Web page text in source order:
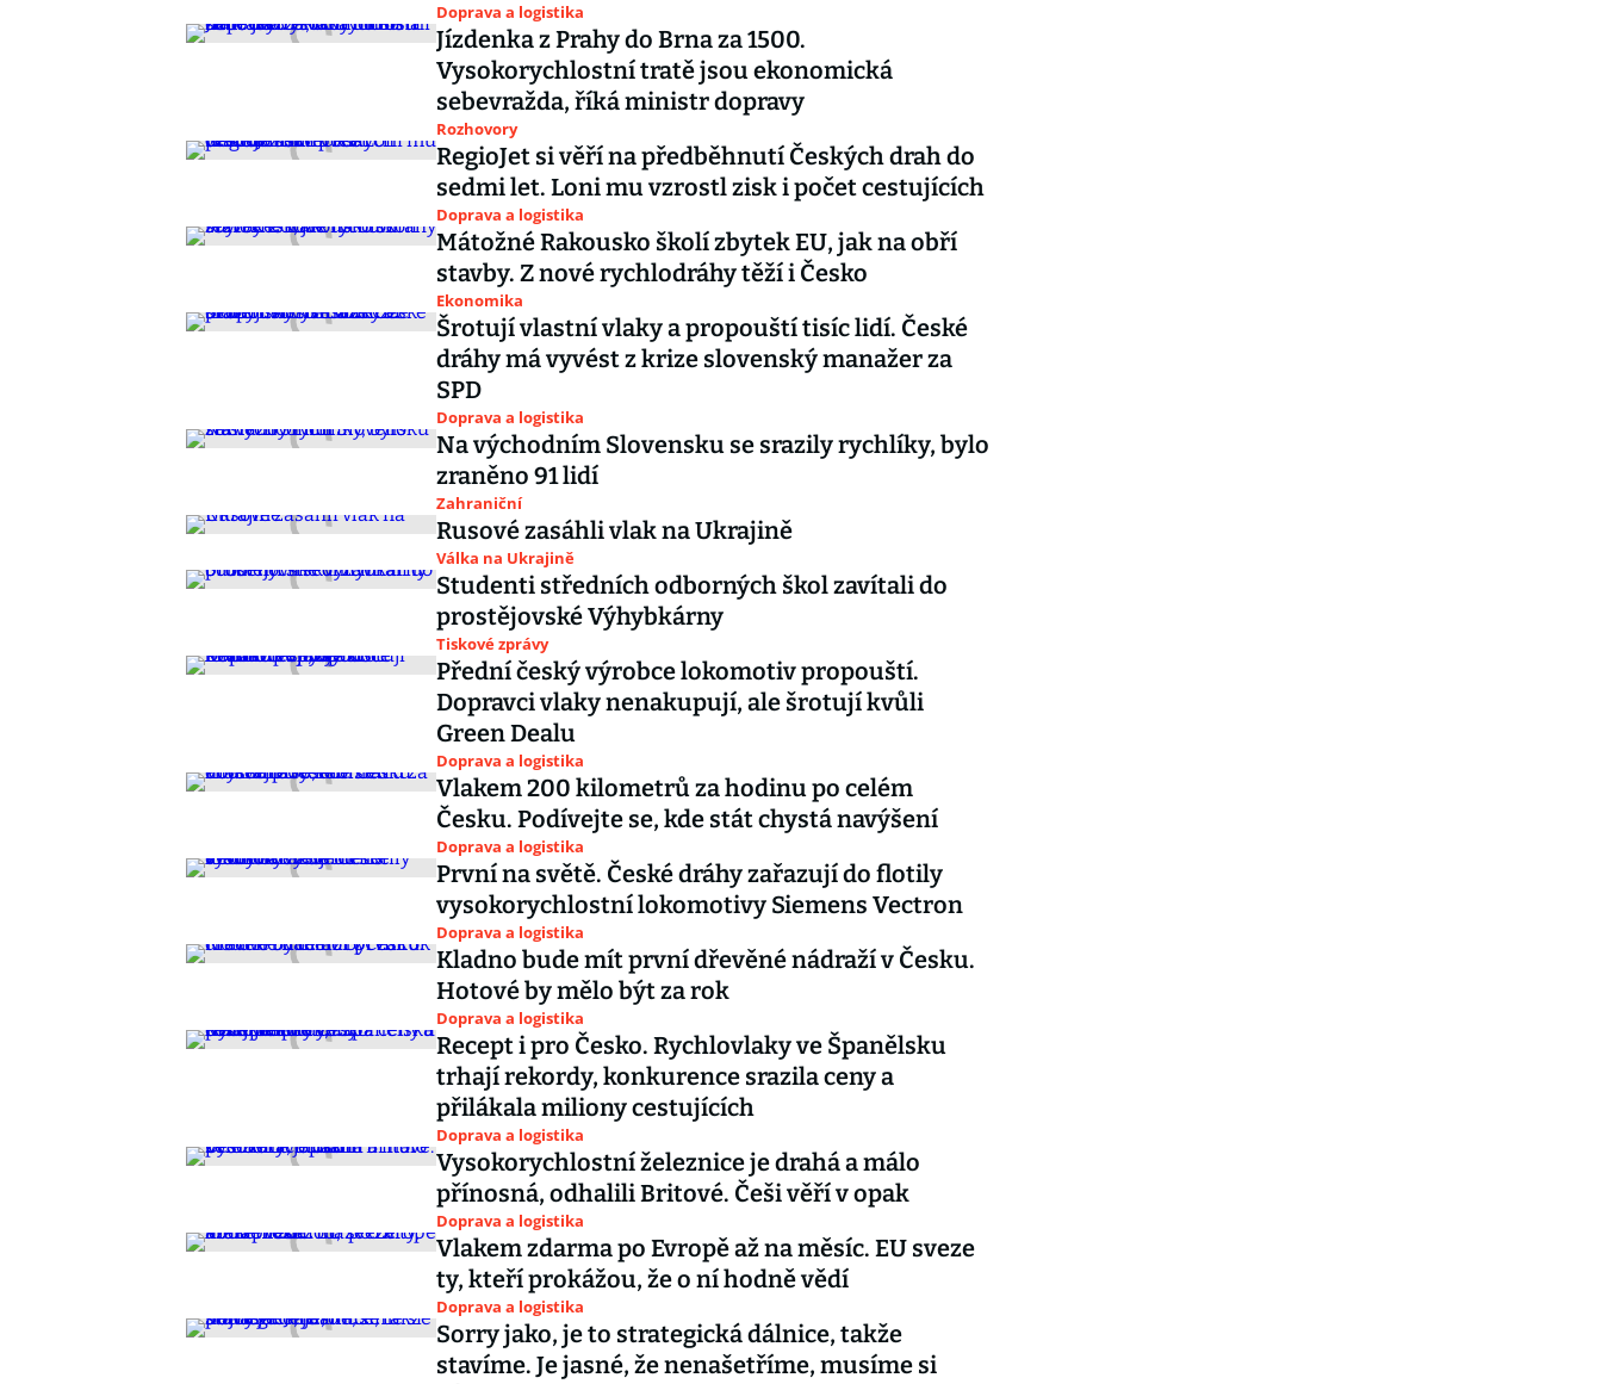
Doprava a logistika
Jízdenka z Prahy do Brna za 1500.
Vysokorychlostní tratě jsou ekonomická
sebevražda, říká ministr dopravy
Rozhovory
RegioJet si věří na předběhnutí Českých drah do
sedmi let. Loni mu vzrostl zisk i počet cestujících
Doprava a logistika
Mátožné Rakousko školí zbytek EU, jak na obří
stavby. Z nové rychlodráhy těží i Česko
Ekonomika
Šrotují vlastní vlaky a propouští tisíc lidí. České
dráhy má vyvést z krize slovenský manažer za
SPD
Doprava a logistika
Na východním Slovensku se srazily rychlíky, bylo
zraněno 91 lidí
Zahraniční
Rusové zasáhli vlak na Ukrajině
Válka na Ukrajině
Studenti středních odborných škol zavítali do
prostějovské Výhybkárny
Tiskové zprávy
Přední český výrobce lokomotiv propouští.
Dopravci vlaky nenakupují, ale šrotují kvůli
Green Dealu
Doprava a logistika
Vlakem 200 kilometrů za hodinu po celém
Česku. Podívejte se, kde stát chystá navýšení
Doprava a logistika
První na světě. České dráhy zařazují do flotily
vysokorychlostní lokomotivy Siemens Vectron
Doprava a logistika
Kladno bude mít první dřevěné nádraží v Česku.
Hotové by mělo být za rok
Doprava a logistika
Recept i pro Česko. Rychlovlaky ve Španělsku
trhají rekordy, konkurence srazila ceny a
přilákala miliony cestujících
Doprava a logistika
Vysokorychlostní železnice je drahá a málo
přínosná, odhalili Britové. Češi věří v opak
Doprava a logistika
Vlakem zdarma po Evropě až na měsíc. EU sveze
ty, kteří prokážou, že o ní hodně vědí
Doprava a logistika
Sorry jako, je to strategická dálnice, takže
stavíme. Je jasné, že nenašetříme, musíme si